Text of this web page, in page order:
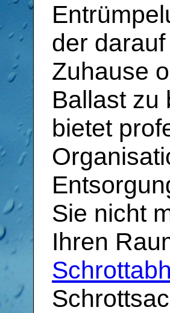
der
Zuhause
Ballast zu
bietet
Sie nicht
Ihren